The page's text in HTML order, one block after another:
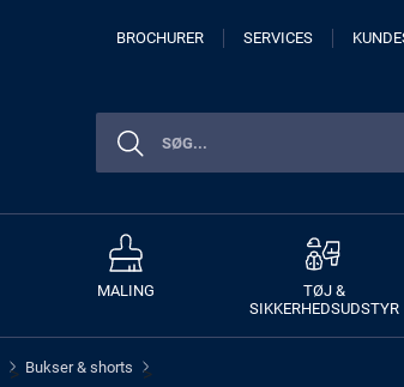
BROCHURER SERVICES
MALING
TØJ &
SIKKERHEDSUDSTYR
> Bukser & shorts >